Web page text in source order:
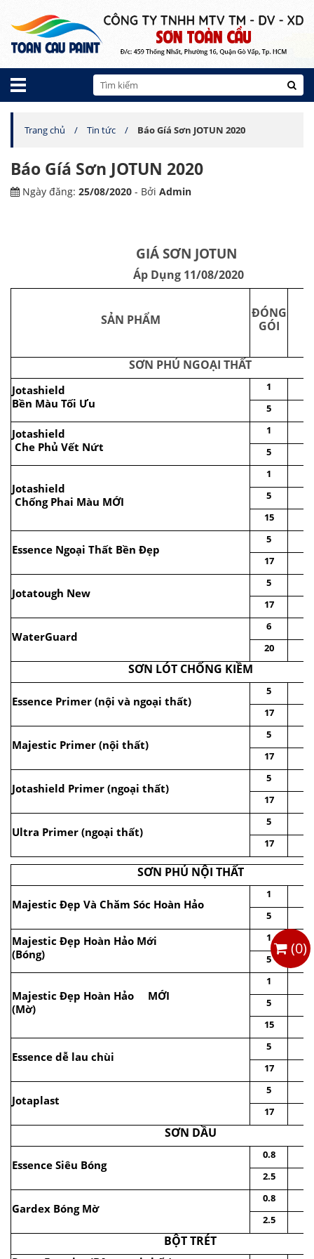
(0)
Trang chủ Tin tức Báo Gíá Sơn JOTUN 2020
Báo Gíá Sơn JOTUN 2020
Ngày đăng: 25/08/2020 - Bởi Admin
GIÁ SƠN JOTUN
Áp Dụng 11/08/2020
SẢN PHẨM
ĐÓNG
GÓI
SƠN PHỦ NGOẠI THẤT
Jotashield
Bền Màu Tối Ưu
1
5
Jotashield
Che Phủ Vết Nứt
1
5
Jotashield
Chống Phai Màu MỚI
1
5
15
Essence Ngoại Thất Bền Đẹp
5
17
Jotatough New
5
17
WaterGuard
6
20
SƠN LÓT CHỐNG KIỀM
Essence Primer (nội và ngoại thất)
5
17
Majestic Primer (nội thất)
5
17
Jotashield Primer (ngoại thất)
5
17
Ultra Primer (ngoại thất)
5
17
SƠN PHỦ NỘI THẤT
Majestic Đẹp Và Chăm Sóc Hoàn Hảo
1
5
Majestic Đẹp Hoàn Hảo Mới
(Bóng)
1
5
Majestic Đẹp Hoàn Hảo MỚI
(Mờ)
1
5
15
Essence dễ lau chùi
5
17
Jotaplast
5
17
SƠN DẦU
Essence Siêu Bóng
0.8
2.5
Gardex Bóng Mờ
0.8
2.5
BỘT TRÉT